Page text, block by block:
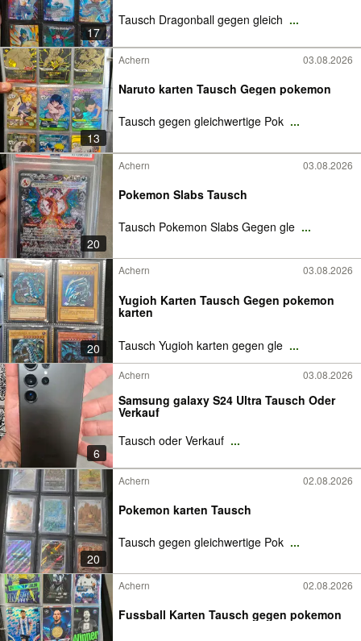
17
Tausch Dragonball gegen gleich ...
13
Achern 03.08.2026
Naruto karten Tausch Gegen pokemon
Tausch gegen gleichwertige Pok ...
20
Achern 03.08.2026
Pokemon Slabs Tausch
Tausch Pokemon Slabs Gegen gle ...
20
Achern 03.08.2026
Yugioh Karten Tausch Gegen pokemon
karten
Tausch Yugioh karten gegen gle ...
6
Achern 03.08.2026
Samsung galaxy S24 Ultra Tausch Oder
Verkauf
Tausch oder Verkauf ...
20
Achern 02.08.2026
Pokemon karten Tausch
Tausch gegen gleichwertige Pok ...
Achern 02.08.2026
Fussball Karten Tausch gegen pokemon